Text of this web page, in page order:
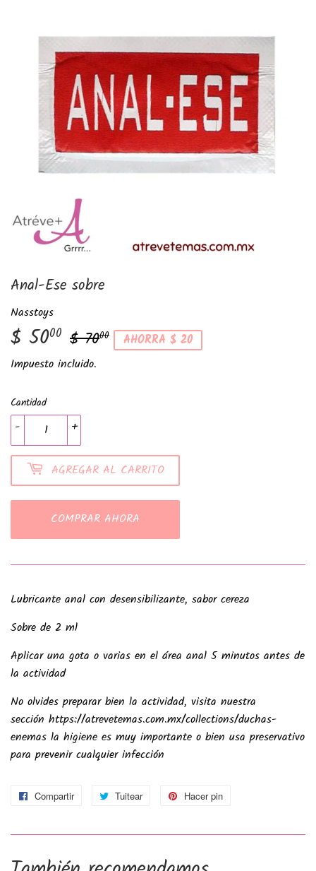
Anal-Ese sobre
Nasstoys
$ 5000 $ 7000 Precio
$
Precio
$ AHORRA $ 20
Impuesto incluido.
Cantidad
+
-
AGREGAR AL CARRITO
COMPRAR AHORA
Lubricante anal con desensibilizante, sabor cereza
Sobre de 2 ml
Aplicar una gota o varias en el área anal 5 minutos antes de
la actividad
No olvides preparar bien la actividad, visita nuestra
sección https://atrevetemas.com.mx/collections/duchas-
enemas la higiene es muy importante o bien usa preservativo
para prevenir cualquier infección
Compartir
Compartir
Facebook
Tuitear
Tuitear
Twitter
Hacer pin
Pinterest